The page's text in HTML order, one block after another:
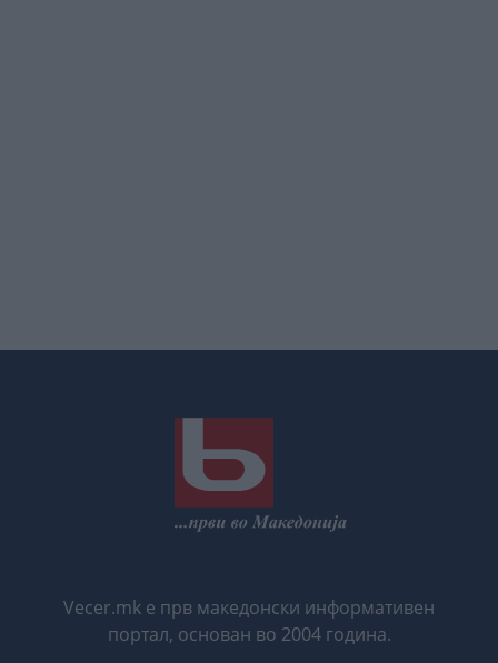
Vecer.mk е прв македонски информативен
портал, основан во 2004 година.